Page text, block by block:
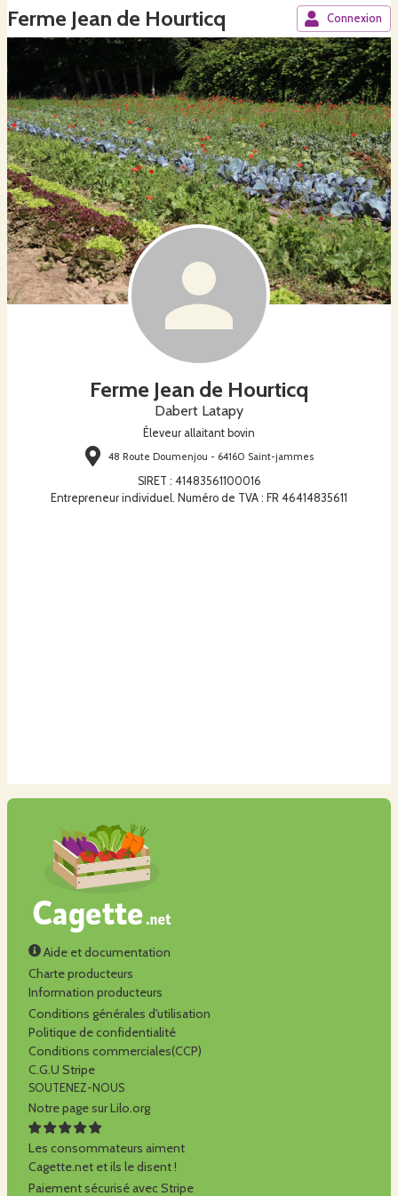
Ferme Jean de Hourticq Connexion
Ferme Jean de Hourticq
Dabert Latapy
Éleveur allaitant bovin
48 Route Doumenjou - 64160 Saint-jammes
SIRET : 41483561100016
Entrepreneur individuel. Numéro de TVA : FR 46414835611
Aide et documentation
Charte producteurs
Information producteurs
Conditions générales d'utilisation
Politique de confidentialité
Conditions commerciales(CCP)
C.G.U Stripe
SOUTENEZ-NOUS
Notre page sur Lilo.org
Les consommateurs aiment
Cagette.net et ils le disent !
Paiement sécurisé avec Stripe